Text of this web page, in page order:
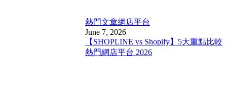
熱門文章網店平台
June 7, 2026
【SHOPLINE vs Shopify】5大重點比較
熱門網店平台 2026